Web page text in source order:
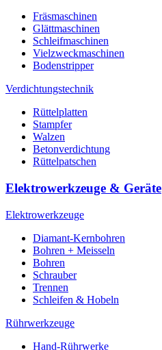
Fräsmaschinen
Glättmaschinen
Schleifmaschinen
Vielzweckmaschinen
Bodenstripper
Verdichtungstechnik
Rüttelplatten
Stampfer
Walzen
Betonverdichtung
Rüttelpatschen
Elektrowerkzeuge & Geräte
Elektrowerkzeuge
Diamant-Kernbohren
Bohren + Meisseln
Bohren
Schrauber
Trennen
Schleifen & Hobeln
Rührwerkzeuge
Hand-Rührwerke